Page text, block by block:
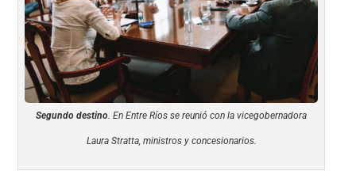
Segundo destino. En Entre Ríos se reunió con la vicegobernadora
Laura Stratta, ministros y concesionarios.